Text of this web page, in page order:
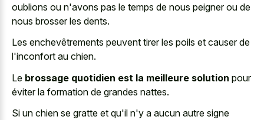
oublions ou n'avons pas le temps de nous peigner ou de
nous brosser les dents.
Les enchevêtrements peuvent tirer les poils et causer de
l'inconfort au chien.
Le brossage quotidien est la meilleure solution pour
éviter la formation de grandes nattes.
Si un chien se gratte et qu'il n'y a aucun autre signe